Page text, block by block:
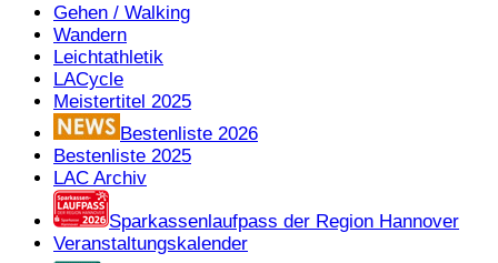
Gehen / Walking
Wandern
Leichtathletik
LACycle
Meistertitel 2025
Bestenliste 2026
Bestenliste 2025
LAC Archiv
Sparkassenlaufpass der Region Hannover
Veranstaltungskalender